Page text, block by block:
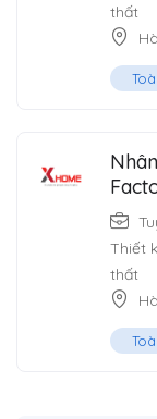
thất
Thiết
thất